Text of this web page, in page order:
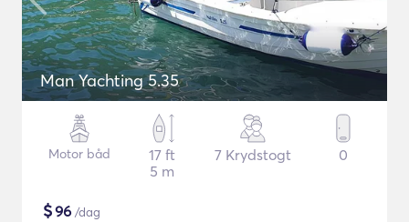
Man Yachting 5.35
Motor båd
17 ft
5 m
7 Krydstogt 0
$96 /dag